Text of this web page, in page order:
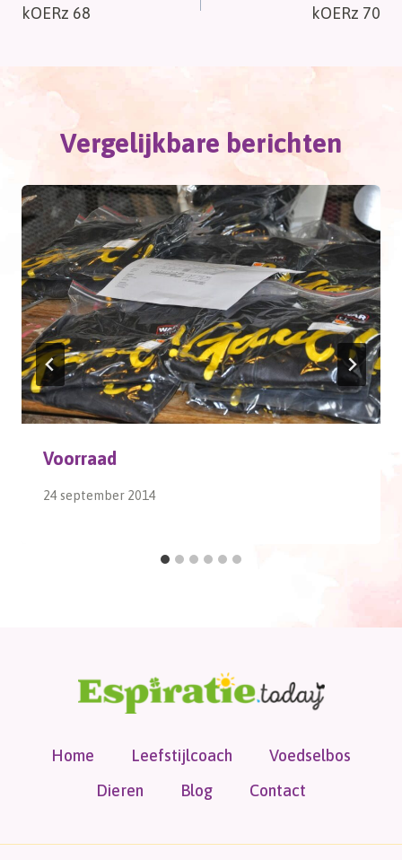
navigatie
kOERz 68 kOERz 70
Vergelijkbare berichten
Voorraad
24 september 2014
Home Leefstijlcoach
Voedselbos
Dieren
Blog Contact